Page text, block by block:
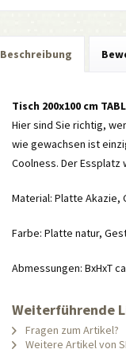
Beschreibung
Tisch 200x100 cm
Hier sind Sie richtig,
wie gewachsen ist
Coolness. Der Essplatz
Material: Platte Akazie,
Farbe: Platte natur,
Abmessungen: BxHxT
Weiterführende
Fragen zum Artikel?
Weitere Artikel von